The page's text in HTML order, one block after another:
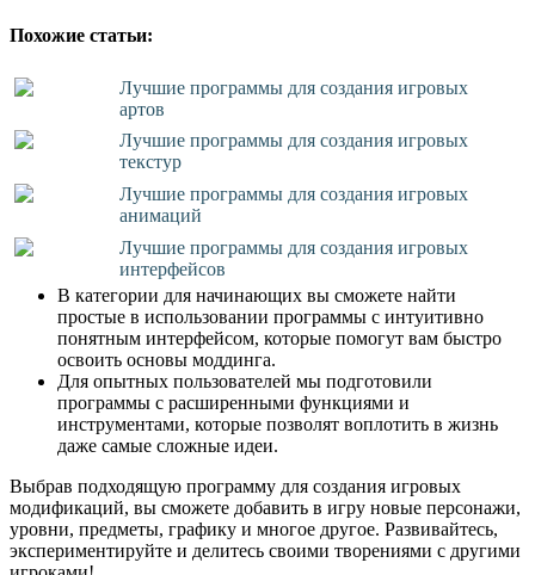
Похожие статьи:
Лучшие программы для создания игровых
артов
Лучшие программы для создания игровых
текстур
Лучшие программы для создания игровых
анимаций
Лучшие программы для создания игровых
интерфейсов
В категории для начинающих вы сможете найти
простые в использовании программы с интуитивно
понятным интерфейсом, которые помогут вам быстро
освоить основы моддинга.
Для опытных пользователей мы подготовили
программы с расширенными функциями и
инструментами, которые позволят воплотить в жизнь
даже самые сложные идеи.
Выбрав подходящую программу для создания игровых
модификаций, вы сможете добавить в игру новые персонажи,
уровни, предметы, графику и многое другое. Развивайтесь,
экспериментируйте и делитесь своими творениями с другими